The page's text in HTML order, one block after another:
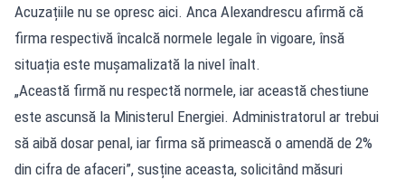
Acuzațiile nu se opresc aici. Anca Alexandrescu afirmă că
firma respectivă încalcă normele legale în vigoare, însă
situația este mușamalizată la nivel înalt.
„Această firmă nu respectă normele, iar această chestiune
este ascunsă la Ministerul Energiei. Administratorul ar trebui
să aibă dosar penal, iar firma să primească o amendă de 2%
din cifra de afaceri”, susține aceasta, solicitând măsuri